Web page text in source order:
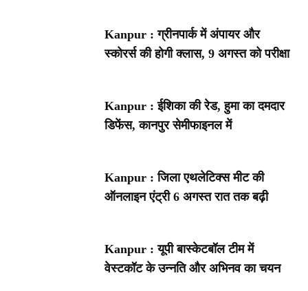
Kanpur : ग्रीनपार्क में अंपायर और
स्कोरर्स की होगी क्लास, 9 अगस्त को परीक्षा
Kanpur : ईशिका की रेड, हुमा का दमदार
डिफेंस, कानपुर सेमीफाइनल में
Kanpur : जिला एथलेटिक्स मीट की
ऑनलाइन एंट्री 6 अगस्त रात तक बढ़ी
Kanpur : यूपी बास्केटबॉल टीम में
वेस्टकॉट के उन्नति और अभिनव का चयन